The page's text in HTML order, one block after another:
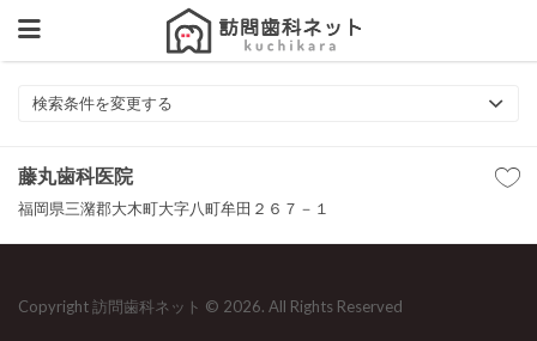
検索条件を変更する
藤丸歯科医院
福岡県三潴郡大木町大字八町牟田２６７－１
Copyright 訪問歯科ネット © 2026. All Rights Reserved